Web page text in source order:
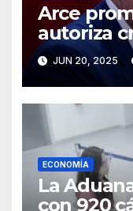
Arce
autoriza
millones
JUN 20, 2025
ECONOMÍA
La
con 920